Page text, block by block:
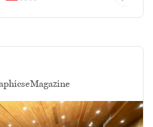
eMagazine